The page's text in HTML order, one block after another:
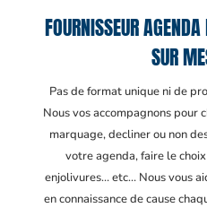
FOURNISSEUR
SUR
Pas de format unique ni de
Nous vos accompagnons pour
marquage, decliner ou non
votre agenda, faire le
enjolivures… etc… Nous vous
en connaissance de cause